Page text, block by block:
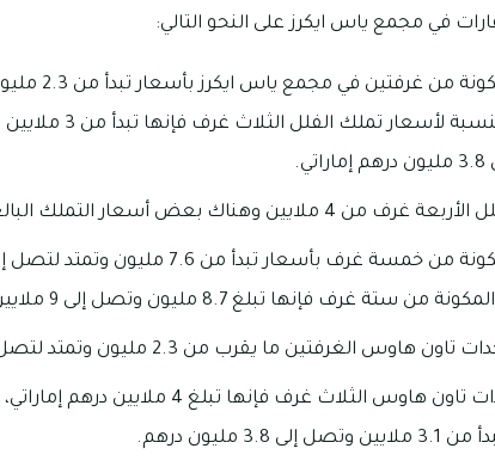
في مجمع ياس ايكرز على النحو التالي:
درهماً إماراتياً،
بعض أسعار التملك البالغة 6 ملايين درهم.
غرف فإنها تبلغ 8.7 مليون وتصل إلى 9 ملايين درهم.
ما يقرب من 2.3 مليون وتمتد لتصل إلى 2.8 مليون درهم إماراتي.
بالنسبة لأسعار وحدات تاون هاوس الثلاث
مليون درهم.